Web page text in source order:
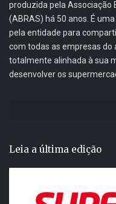
produzida pela Associação
(ABRAS) há 50 anos. É
pela entidade para
com todas as empresas do
totalmente alinhada à sua
desenvolver os
Leia a última edição